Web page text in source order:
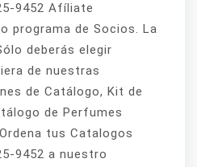
9452 Afíliate
de Socios. La
deberás elegir
de nuestras
de Catálogo, Kit de
de Perfumes
tus Catalogos
9452 a nuestro